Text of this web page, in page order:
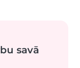
savā